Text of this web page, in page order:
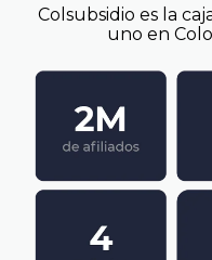
Colsubsidio es la
uno en